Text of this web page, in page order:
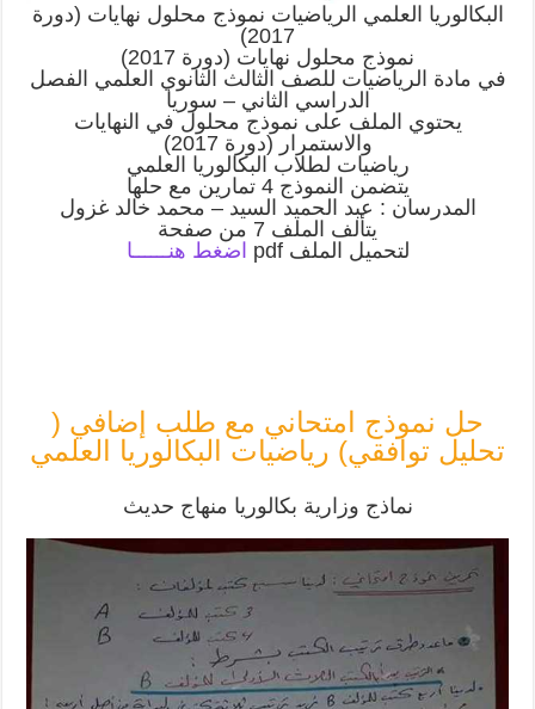
البكالوريا العلمي الرياضيات نموذج محلول نهايات (دورة
2017)
نموذج محلول نهايات (دورة 2017)
في مادة الرياضيات للصف الثالث الثانوي العلمي الفصل
الدراسي الثاني – سوريا
يحتوي الملف على نموذج محلول في النهايات
والاستمرار (دورة 2017)
رياضيات لطلاب البكالوريا العلمي
يتضمن النموذج 4 تمارين مع حلها
المدرسان : عبد الحميد السيد – محمد خالد غزول
يتألف الملف 7 من صفحة
لتحميل الملف pdf
اضغط هنــــــا
حل نموذج امتحاني مع طلب إضافي (
تحليل توافقي) رياضيات البكالوريا العلمي
نماذج وزارية بكالوريا منهاج حديث